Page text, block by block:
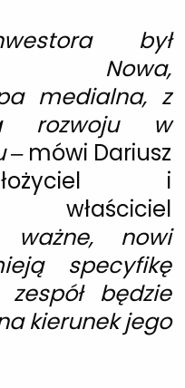
był
Nowa,
medialna, z
rozwoju w
– mówi Dariusz
i
właściciel
ważne, nowi
specyfikę
będzie
kierunek jego